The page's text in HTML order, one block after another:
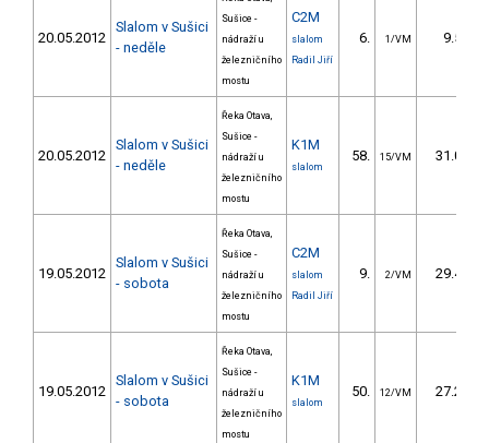
20.05.2012
Slalom v Sušici
- neděle
Sušice -
nádraží u
železničního
mostu
C2M
slalom
Radil Jiří
6. 1/VM 9.50
20.05.2012
Slalom v Sušici
- neděle
Řeka Otava,
Sušice -
nádraží u
železničního
mostu
K1M
slalom
58. 15/VM 31.00
19.05.2012
Slalom v Sušici
- sobota
Řeka Otava,
Sušice -
nádraží u
železničního
mostu
C2M
slalom
Radil Jiří
9. 2/VM 29.40
19.05.2012
Slalom v Sušici
- sobota
Řeka Otava,
Sušice -
nádraží u
železničního
mostu
K1M
slalom
50. 12/VM 27.20